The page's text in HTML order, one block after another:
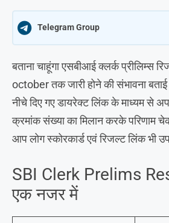
Telegram Group
बताना चाहूंगा एसबीआई क्लर्क प्रीलिम्स
october तक जारी होने की संभावना
नीचे दिए गए डायरेक्ट लिंक के माध्यम से
क्रमांक संख्या का मिलान करके परिणाम
आप लोग स्कोरकार्ड एवं रिजल्ट लिंक भी
SBI Clerk Prelims
एक नजर में